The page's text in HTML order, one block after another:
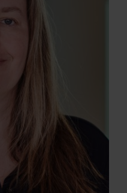
en uitzendingen.